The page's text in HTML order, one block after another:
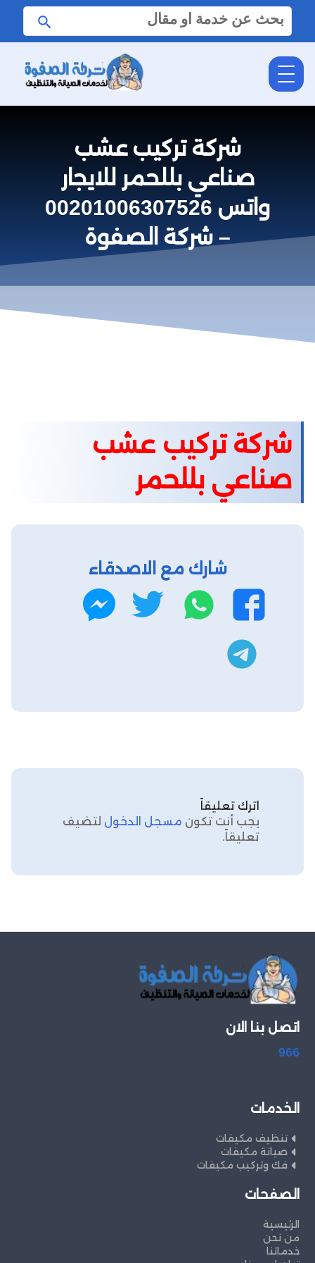
البحث
عن:
شركة تركيب عشب
صناعي بللحمر للايجار
واتس 00201006307526
– شركة الصفوة
شركة تركيب عشب
صناعي بللحمر
شارك مع الاصدقاء
فيسبوك واتساب تويتر
اترك تعليقاً
يجب أنت تكون مسجل الدخول لتضيف
تعليقاً.
اتصل بنا الان
966
الخدمات
تنظيف مكيفات
صيانة مكيفات
فك وتركيب مكيفات
الصفحات
الرئيسية
من نحن
خدماتنا